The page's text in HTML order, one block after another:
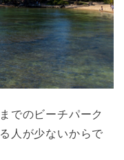
でのビーチパーク
人が少ないからで